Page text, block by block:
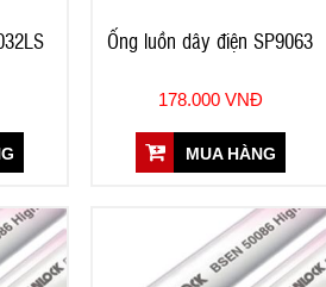
Ống luồn dây điện SP9063
178.000 VNĐ
MUA HÀNG